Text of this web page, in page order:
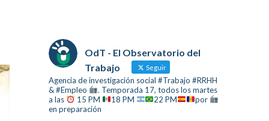
OdT - El Observatorio del
Trabajo
Seguir
Agencia de investigación social #Trabajo #RRHH
& #Empleo
. Temporada 17, todos los martes
a las
15 PM 18 PM 22 PM
por
en preparación